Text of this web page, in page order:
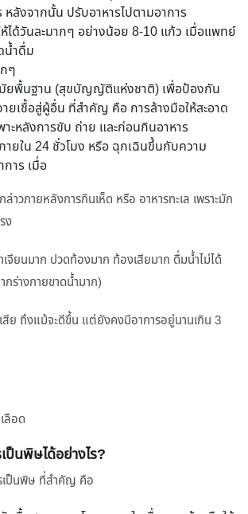
หลังจากนั้น ปรับอาหารไปตามอาการ
ห้ได้วันละมากๆ อย่างน้อย 8-10 แก้ว เมื่อแพทย์
น้ำดื่ม
ๆ
ยพื้นฐาน (สุขบัญญัติแห่งชาติ) เพื่อป้องกัน
ายเชื้อสู่ผู้อื่น ที่สำคัญ คือ การล้างมือให้สะอาด
าะหลังการขับ ถ่าย และก่อนกินอาหาร
ยใน 24 ชั่วโมง หรือ ฉุกเฉินขึ้นกับความ
าร เมื่อ
าวภายหลังการกินเห็ด หรือ อาหารทะเล เพราะมัก
ง
จียนมาก ปวดท้องมาก ท้องเสียมาก ดื่มน้ำไม่ได้
กร่างกายขาดน้ำมาก)
สีย ถึงแม้จะดีขึ้น แต่ยังคงมีอาการอยู่นานเกิน 3
ลือด
ป็นพิษได้อย่างไร?
เป็นพิษ ที่สำคัญ คือ